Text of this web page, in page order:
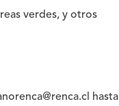
verdes, y otros
hasta